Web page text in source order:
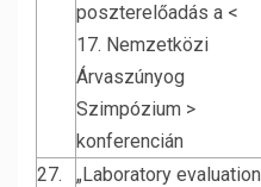
poszterelőadás a <
17. Nemzetközi
Árvaszúnyog
Szimpózium >
konferencián
27.
„Laboratory evaluation